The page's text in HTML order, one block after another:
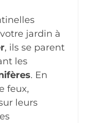
jardin à
, ils se parent
les
. En
feux,
leurs